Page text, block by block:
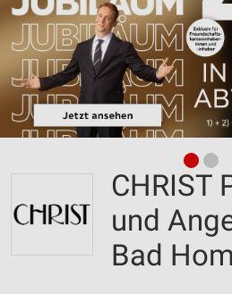
CHRIST
und
Bad